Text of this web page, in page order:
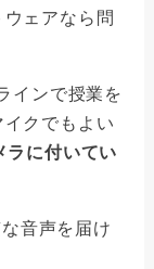
ェアなら問
インで授業を
クでもよい
ラに付いてい
音声を届け